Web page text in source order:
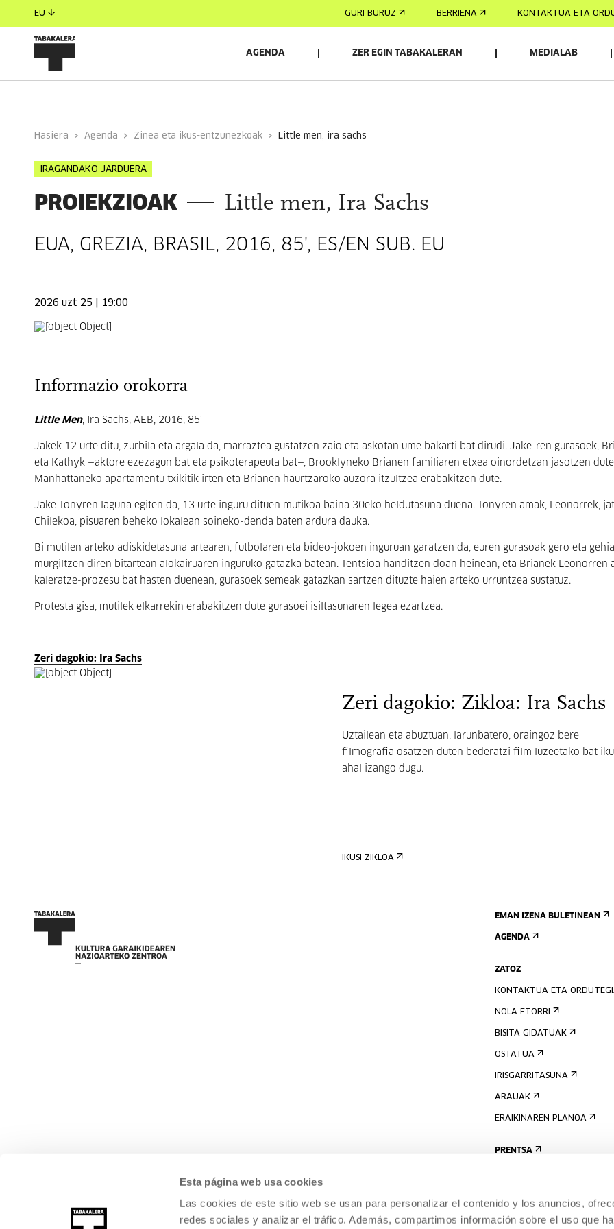
Esta página web usa cookies
Las cookies de este sitio web se usan para personalizar el contenido y los anuncios,
redes sociales y analizar el tráfico. Además, compartimos información sobre el uso que
EU GURI BURUZ BERRIENA KONTAKTUA ETA
AGENDA ZER EGIN TABAKALERAN MEDIALAB
Hasiera Agenda Zinea eta ikus-entzunezkoak little men, ira sachs
IRAGANDAKO JARDUERA
PROIEKZIOAK Little men, Ira Sachs
EUA, GREZIA, BRASIL, 2016, 85', ES/EN SUB. EU
2026 uzt 25 | 19:00
Informazio orokorra
Little Men, Ira Sachs, AEB, 2016, 85'
Jakek 12 urte ditu, zurbila eta argala da, marraztea gustatzen zaio eta askotan ume bakarti bat dirudi. Jake-ren gurasoek,
eta Kathyk —aktore ezezagun bat eta psikoterapeuta bat—, Brooklyneko Brianen familiaren etxea oinordetzan jasotzen
Manhattaneko apartamentu txikitik irten eta Brianen haurtzaroko auzora itzultzea erabakitzen dute.
Jake Tonyren laguna egiten da, 13 urte inguru dituen mutikoa baina 30eko heldutasuna duena. Tonyren amak, Leonorrek,
Chilekoa, pisuaren beheko lokalean soineko-denda baten ardura dauka.
Bi mutilen arteko adiskidetasuna artearen, futbolaren eta bideo-jokoen inguruan garatzen da, euren gurasoak gero eta
murgiltzen diren bitartean alokairuaren inguruko gatazka batean. Tentsioa handitzen doan heinean, eta Brianek Leonorren
kaleratze-prozesu bat hasten duenean, gurasoek semeak gatazkan sartzen dituzte haien arteko urruntzea sustatuz.
Protesta gisa, mutilek elkarrekin erabakitzen dute gurasoei isiltasunaren legea ezartzea.
Zeri dagokio: Ira Sachs
Zeri dagokio: Zikloa: Ira Sachs
Uztailean eta abuztuan, larunbatero, oraingoz bere
filmografia osatzen duten bederatzi film luzeetako bat
ahal izango dugu.
IKUSI ZIKLOA
EMAN IZENA BULETINEAN
AGENDA
ZATOZ
KONTAKTUA ETA
NOLA ETORRI
BISITA GIDATUAK
OSTATUA
IRISGARRITASUNA
ARAUAK
ERAIKINAREN PLANOA
PRENTSA